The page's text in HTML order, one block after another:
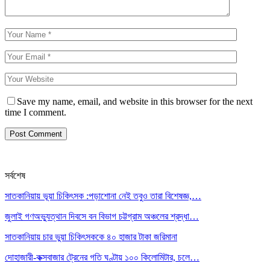
Save my name, email, and website in this browser for the next
time I comment.
সর্বশেষ
সাতকানিয়ায় ভূয়া চিকিৎসক :পড়াশোনা নেই তবুও তারা বিশেষজ্ঞ,…
জুলাই গণঅভ্যুত্থান দিবসে বন বিভাগ চট্টগ্রাম অঞ্চলের শ্রদ্ধা…
সাতকানিয়ায় চার ভুয়া চিকিৎসককে ৪০ হাজার টাকা জরিমানা
দোহাজারী-কক্সবাজার ট্রেনের গতি ঘণ্টায় ১০০ কিলোমিটার, চলে…